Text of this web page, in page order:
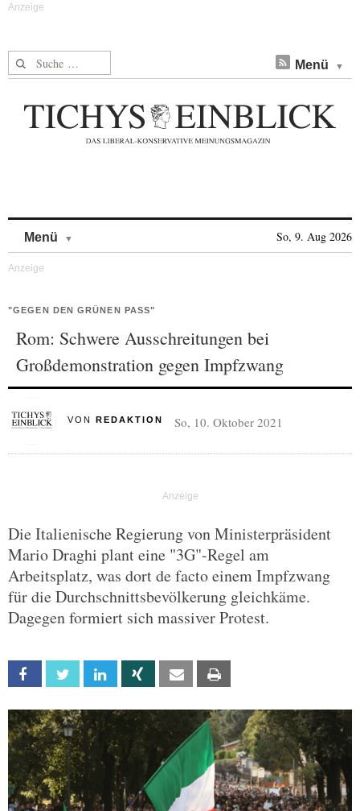
Suche nach: Menü
Menü So, 9. Aug 2026
"GEGEN DEN GRÜNEN PASS"
Rom: Schwere Ausschreitungen bei
Großdemonstration gegen Impfzwang
VON REDAKTION So, 10. Oktober 2021
Die Italienische Regierung von Ministerpräsident
Mario Draghi plant eine "3G"-Regel am
Arbeitsplatz, was dort de facto einem Impfzwang
für die Durchschnittsbevölkerung gleichkäme.
Dagegen formiert sich massiver Protest.
Facebook Twitter Linkedin Xing Email